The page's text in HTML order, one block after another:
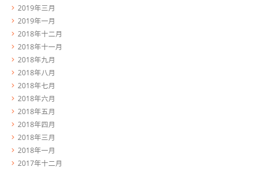
2019年三月
2019年一月
2018年十二月
2018年十一月
2018年九月
2018年八月
2018年七月
2018年六月
2018年五月
2018年四月
2018年三月
2018年一月
2017年十二月